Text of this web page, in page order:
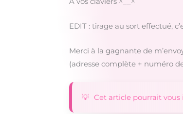
EDIT : tirage au sort effectué,
Merci à la gagnante de
(adresse complète + numéro
Cet article pourrait vous